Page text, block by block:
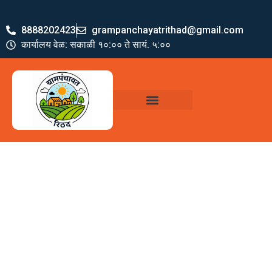
8888202423
grampanchayatrithad@gmail.com
कार्यालय वेळ: सकाळी १०:०० ते सायं. ५:००